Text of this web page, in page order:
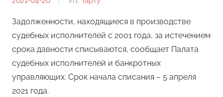
Задолженности, находящиеся в производстве
судебных исполнителей с 2001 года, за истечением
срока давности списываются, сообщает Палата
судебных исполнителей и банкротных
управляющих. Срок начала списания – 5 апреля
2021 года.